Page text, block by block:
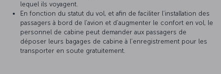
lequel ils voyagent.
En fonction du statut du vol, et afin de faciliter l’installation des
passagers à bord de l’avion et d’augmenter le confort en vol, le
personnel de cabine peut demander aux passagers de
déposer leurs bagages de cabine à l’enregistrement pour les
transporter en soute gratuitement.